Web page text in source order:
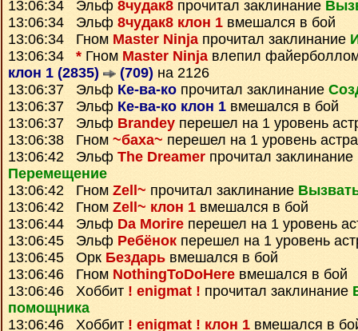
13:06:34 Эльф 8чудак8 прочитал заклинание
13:06:34 Эльф 8чудак8 клон 1 вмешался в бой
13:06:34 Гном Master Ninja прочитал заклинание
13:06:34 * Гном Master Ninjaвлепил
клон 1 (2835)
(709) на 2126
13:06:37 Эльф Ке-ва-ко прочитал заклинание
13:06:37 Эльф Ке-ва-ко клон 1 вмешался в бой
13:06:37 Эльф Brandey перешел на 1 уровень
13:06:38 Гном ~баха~ перешел на 1 уровень
13:06:42 Эльф The Dreamer прочитал заклинание
Перемещение
13:06:42 Гном Zell~ прочитал заклинание
13:06:42 Гном Zell~ клон 1 вмешался в бой
13:06:44 Эльф Da Morire перешел на 1 уровень
13:06:45 Эльф Ребёнок перешел на 1 уровень
13:06:45 Орк Бездарь вмешался в бой
13:06:46 Гном NothingToDoHere вмешался в бой
13:06:46 Хоббит ! enigmat ! прочитал заклинание
помощника
13:06:46 Хоббит ! enigmat ! клон 1 вмешался в